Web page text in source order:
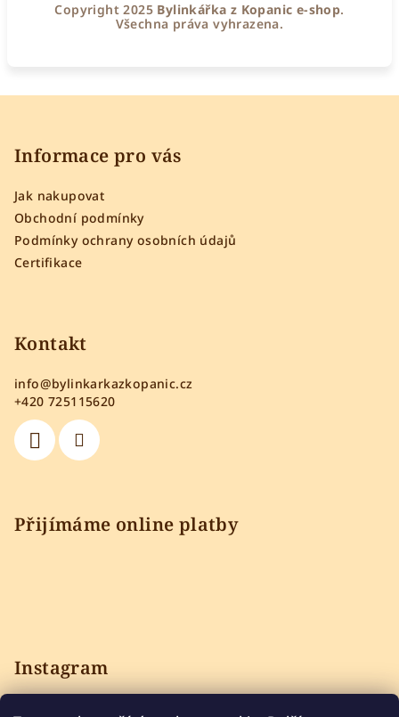
Copyright 2025 Bylinkářka z Kopanic e-shop.
Všechna práva vyhrazena.
Informace pro vás
Jak nakupovat
Obchodní podmínky
Podmínky ochrany osobních údajů
Certifikace
Kontakt
info@bylinkarkazkopanic.cz
+420 725115620
Přijímáme online platby
Instagram